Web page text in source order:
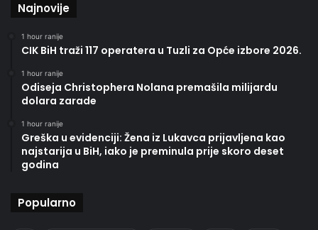
Najnovije
1 hour ranije
CIK BiH traži 117 operatera u Tuzli za Opće izbore 2026.
1 hour ranije
Odiseja Christophera Nolana premašila milijardu
dolara zarade
1 hour ranije
Greška u evidenciji: Žena iz Lukavca prijavljena kao
najstarija u BiH, iako je preminula prije skoro deset
godina
Popularno